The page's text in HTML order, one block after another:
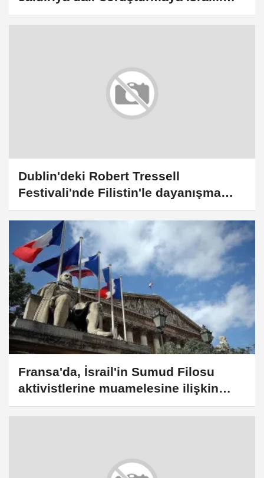
bakan Ben-Gvir dahil edildi
Dublin'deki Robert Tressell
Festivali'nde Filistin'le dayanışma
vurgusu
Fransa'da, İsrail'in Sumud Filosu
aktivistlerine muamelesine ilişkin
işkence ve savaş suçundan